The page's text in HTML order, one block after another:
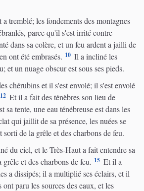
a tremblé; les fondements des montagnes
parce qu'il s'est irrité contre
dans sa colère, et un feu ardent a jailli de
ont été embrasés. 10 Il a incliné les
et un nuage obscur est sous ses pieds.
chérubins et il s'est envolé; il s'est envolé
12 Et il a fait des ténèbres son lieu de
sa tente, une eau ténébreuse est dans les
qui jaillit de sa présence, les nuées se
sorti de la grêle et des charbons de feu.
du ciel, et le Très-Haut a fait entendre sa
et des charbons de feu. 15 Et il a
a dissipés; il a multiplié ses éclairs, et il
ont paru les sources des eaux, et les